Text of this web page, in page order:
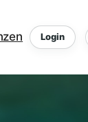
Login